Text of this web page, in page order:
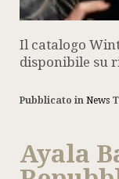
Il catalogo
disponibile su
Pubblicato in News
Ayala